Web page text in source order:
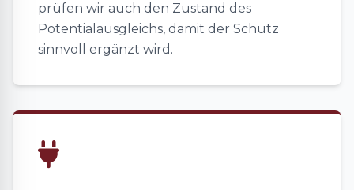
prüfen wir auch den Zustand des
Potentialausgleichs, damit der Schutz
sinnvoll ergänzt wird.